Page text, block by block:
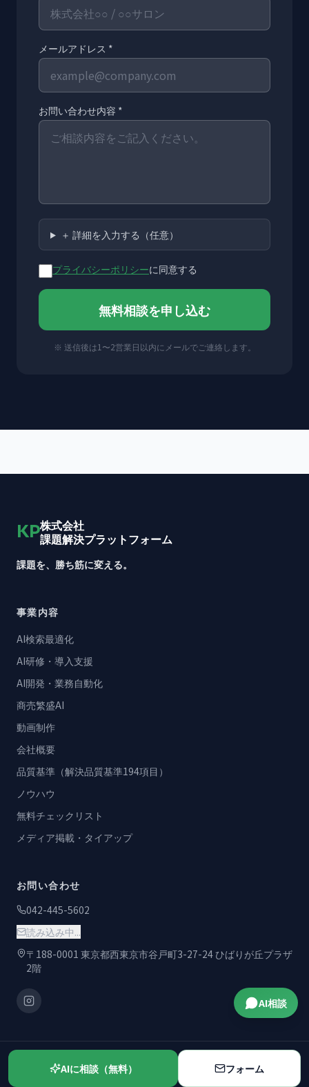
メールアドレス *
お問い合わせ内容 *
＋ 詳細を入力する（任意）
プライバシーポリシーに同意する
無料相談を申し込む
※ 送信後は1〜2営業日以内にメールでご連絡します。
AIに相談（無料） フォーム
KP株式会社
課題解決プラットフォーム
課題を、勝ち筋に変える。
事業内容
AI検索最適化
AI研修・導入支援
AI開発・業務自動化
商売繁盛AI
動画制作
会社概要
品質基準（解決品質基準194項目）
ノウハウ
無料チェックリスト
メディア掲載・タイアップ
お問い合わせ
042-445-5602
読み込み中...
〒188-0001 東京都西東京市谷戸町3-27-24 ひばりが丘プラザ
2階
100社以上の支援実績 解決品質基準194項目 全国オンライン対応
AI相談